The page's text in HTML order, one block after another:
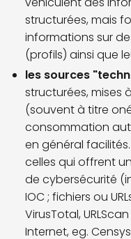
structurées, mais
informations sur
(profils) ainsi que
les sources
structurées, mises
(souvent à titre
consommation
en général
celles qui offrent
de cybersécurité
IOC ; fichiers ou
VirusTotal,
Internet, eg.